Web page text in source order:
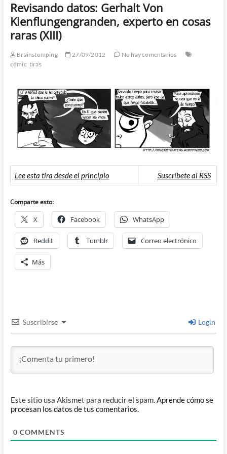
Revisando datos: Gerhalt Von
Kienflungengranden, experto en cosas
raras (XIII)
Brainstomping 27/09/2012
No hay comentarios
cómic tiras
Lee esta tira desde el principio Suscríbete al RSS
Comparte esto:
X Facebook WhatsApp
Reddit Tumblr Correo electrónico
Más
Suscribirse Login
Este sitio usa Akismet para reducir el spam.Aprende cómo se
procesan los datos de tus comentarios.
0 COMMENTS